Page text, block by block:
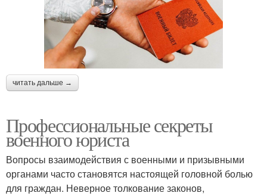
читать дальше →
Профессиональные секреты
военного юриста
Вопросы взаимодействия с военными и призывными
органами часто становятся настоящей головной болью
для граждан. Неверное толкование законов,